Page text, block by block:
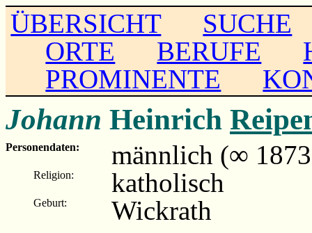
ÜBERSICHT
SUCHE
ORTE
BERUFE
PROMINENTE
Johann Heinrich
Personendaten: männlich (∞
Religion: katholisch
Geburt: Wickrath